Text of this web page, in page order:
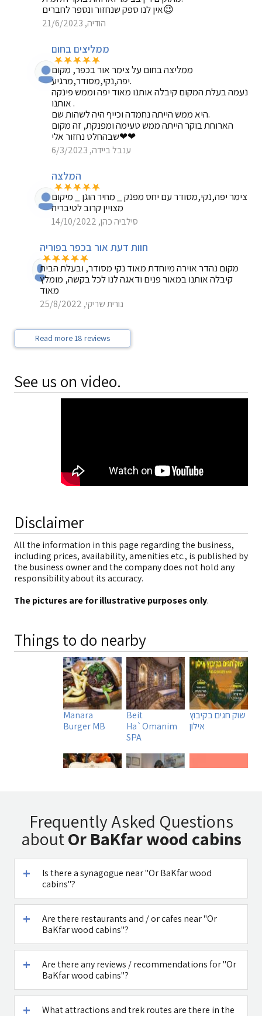
אין לנו ספק שנחזור ונספר לחברים😉
הודיה, 21/6/2023
ממליצים בחום
ממליצה בחום על צימר אור בכפר, מקום
יפה,נקי,מסודר,מרגיע.
נעמה בעלת המקום קיבלה אותנו מאוד יפה וממש פינקה
אותנו .
היא ממש הייתה נחמדה וכייף היה לשהות שם.
הארוחת בוקר הייתה ממש טעימה ומפנקת, זה מקום
שבהחלט נחזור אלי❤❤
ענבל ביידה, 6/3/2023
המלצה
צימר יפה,נקי,מסודר עם יחס מפנק _ מחיר הוגן _ מיקום
מצויין קרוב לטיבריה
סילביה כהן, 14/10/2022
חוות דעת אור בכפר בפוריה
מקום נהדר אוירה מיוחדת מאוד נקי מסודר, ובעלת הבית
קיבלה אותנו במאור פנים ודאגה לנו לכל בקשה, מומלץ
מאוד
נורית שריקי, 25/8/2022
Read more 18 reviews
See us on video.
Disclaimer
All the information in this page regarding the business,
including prices, availability, amenities etc., is published by
the business owner and the company does not hold any
responsibility about its accuracy.
The pictures are for illustrative purposes only.
Things to do nearby
שוק חגים בקיבוץ
אילון
Beit
Ha`Omanim
SPA
Manara
Burger MB
Chinese
Medicine
Restaurant
Caffe Ti - בית
קפה במטולה
Maga Halomi
(Magic Touch)
- SPA
See all attractions in the region >>
Frequently Asked Questions
aboutOr BaKfar wood cabins
Is there a synagogue near "Or BaKfar wood
cabins"?
Are there restaurants and / or cafes near "Or
BaKfar wood cabins"?
Are there any reviews / recommendations for "Or
BaKfar wood cabins"?
What attractions and trek routes are there in the